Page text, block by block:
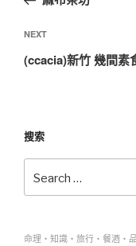
NEXT
(ccacia)新竹 幾間素
搜索
命理・知識・旅行・餐酒・